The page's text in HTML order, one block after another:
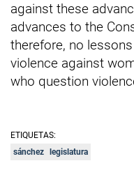
against these
advances to the
therefore, no
violence against
who question
ETIQUETAS:
sánchez
legislatura